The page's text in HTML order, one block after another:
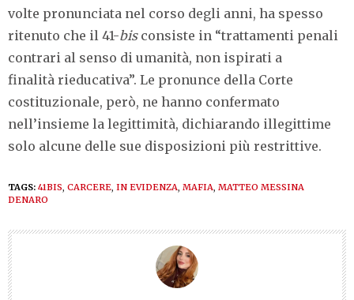
volte pronunciata nel corso degli anni, ha spesso
ritenuto che il 41-bisconsiste in “trattamenti penali
contrari al senso di umanità, non ispirati a
finalità rieducativa”. Le pronunce della Corte
costituzionale, però, ne hanno confermato
nell’insieme la legittimità, dichiarando illegittime
solo alcune delle sue disposizioni più restrittive.
TAGS: 41BIS, CARCERE, IN EVIDENZA, MAFIA, MATTEO MESSINA
DENARO